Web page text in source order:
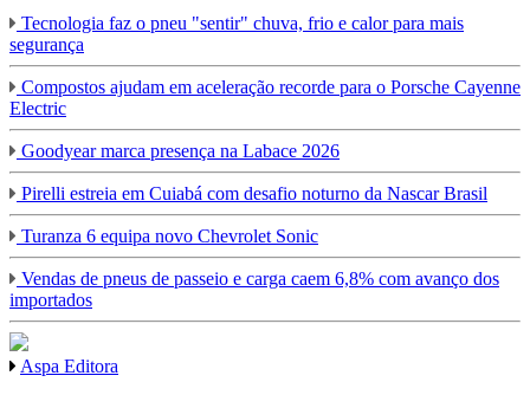
Tecnologia faz o pneu "sentir" chuva, frio e calor para mais
segurança
Compostos ajudam em aceleração recorde para o Porsche Cayenne
Electric
Goodyear marca presença na Labace 2026
Pirelli estreia em Cuiabá com desafio noturno da Nascar Brasil
Turanza 6 equipa novo Chevrolet Sonic
Vendas de pneus de passeio e carga caem 6,8% com avanço dos
importados
Aspa Editora